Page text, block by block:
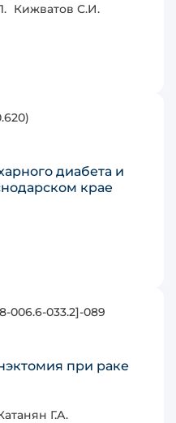
Кижватов С.И.
диабета и
крае
006.6-033.2]-089
при раке
Г.А.